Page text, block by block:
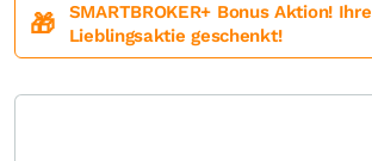
🎁
SMARTBROKER+ Bonus Aktion! Ihre
Lieblingsaktie geschenkt!